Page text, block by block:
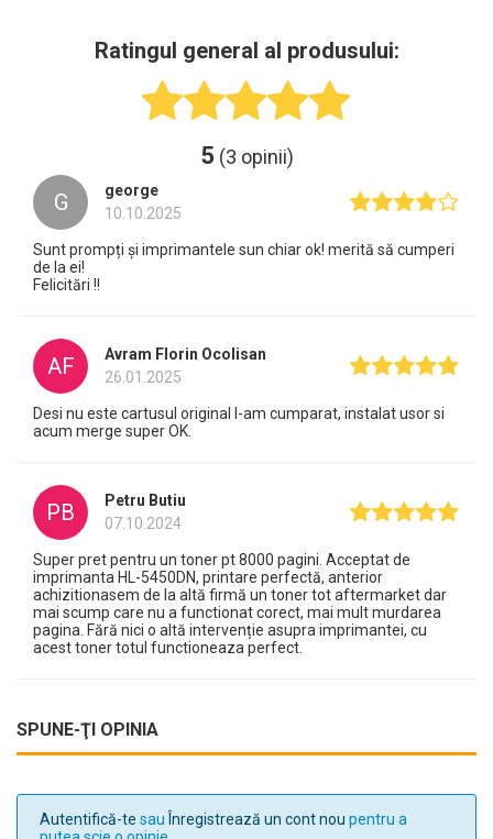
Ratingul general al produsului:
5 (3 opinii)
G
george
10.10.2025
Sunt prompți și imprimantele sun chiar ok! merită să cumperi
de la ei!
Felicitări !!
AF
Avram Florin Ocolisan
26.01.2025
Desi nu este cartusul original l-am cumparat, instalat usor si
acum merge super OK.
PB
Petru Butiu
07.10.2024
Super pret pentru un toner pt 8000 pagini. Acceptat de
imprimanta HL-5450DN, printare perfectă, anterior
achizitionasem de la altă firmă un toner tot aftermarket dar
mai scump care nu a functionat corect, mai mult murdarea
pagina. Fără nici o altă intervenție asupra imprimantei, cu
acest toner totul functioneaza perfect.
SPUNE-ŢI OPINIA
Autentifică-te sau Înregistrează un cont nou pentru a